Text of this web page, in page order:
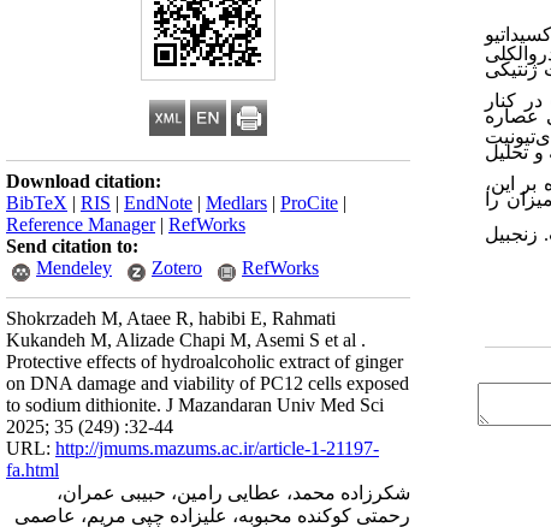
Download citation:
BibTeX | RIS | EndNote | Medlars | ProCite |
Reference Manager| RefWorks
Send citation to:
Mendeley
Zotero RefWorks
Shokrzadeh M, Ataee R, habibi E, Rahmati
Kukandeh M, Alizade Chapi M, Asemi S et al .
Protective effects of hydroalcoholic extract of ginger
on DNA damage and viability of PC12 cells exposed
to sodium dithionite. J Mazandaran Univ Med Sci
2025; 35 (249) :32-44
URL: http://jmums.mazums.ac.ir/article-1-21197-
fa.html
شکرزاده محمد، عطایی رامین، حبیبی عمران،
رحمتی کوکنده محبوبه، علیزاده چپی مریم، عاصمی
ژنتیکی
میلی‌لیتر) در کنار
عصاره
و تحلیل
بر این،
را
زنجبیل